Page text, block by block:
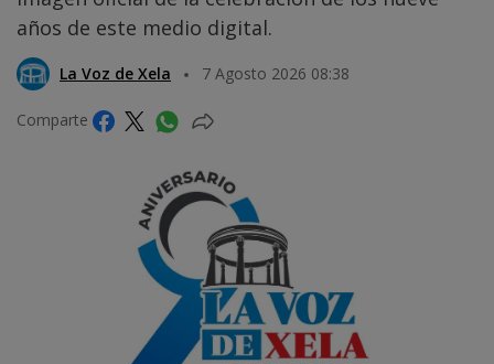
años de este medio digital.
La Voz de Xela 7 Agosto 2026 08:38
Comparte